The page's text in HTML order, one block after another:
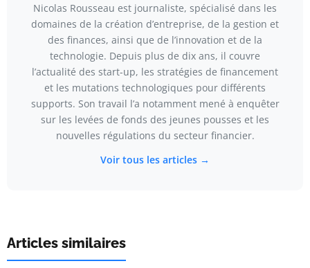
Nicolas Rousseau est journaliste, spécialisé dans les
domaines de la création d’entreprise, de la gestion et
des finances, ainsi que de l’innovation et de la
technologie. Depuis plus de dix ans, il couvre
l’actualité des start-up, les stratégies de financement
et les mutations technologiques pour différents
supports. Son travail l’a notamment mené à enquêter
sur les levées de fonds des jeunes pousses et les
nouvelles régulations du secteur financier.
Voir tous les articles →
Articles similaires